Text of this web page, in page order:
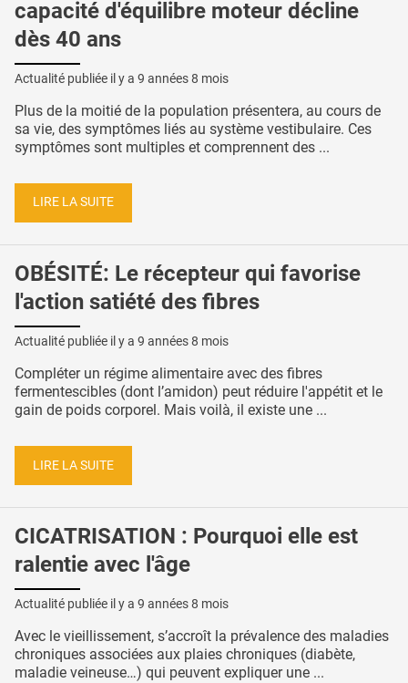
capacité d'équilibre moteur décline
dès 40 ans
Actualité publiée il y a 9 années 8 mois
Plus de la moitié de la population présentera, au cours de
sa vie, des symptômes liés au système vestibulaire. Ces
symptômes sont multiples et comprennent des ...
LIRE LA SUITE
OBÉSITÉ: Le récepteur qui favorise
l'action satiété des fibres
Actualité publiée il y a 9 années 8 mois
Compléter un régime alimentaire avec des fibres
fermentescibles (dont l’amidon) peut réduire l'appétit et le
gain de poids corporel. Mais voilà, il existe une ...
LIRE LA SUITE
CICATRISATION : Pourquoi elle est
ralentie avec l'âge
Actualité publiée il y a 9 années 8 mois
Avec le vieillissement, s’accroît la prévalence des maladies
chroniques associées aux plaies chroniques (diabète,
maladie veineuse…) qui peuvent expliquer une ...